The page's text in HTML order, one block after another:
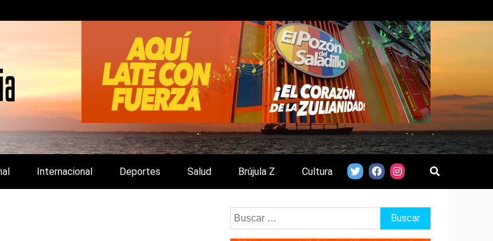
GENERAL.
Internacional Deportes Salud Brújula Z Cultura
Buscar: